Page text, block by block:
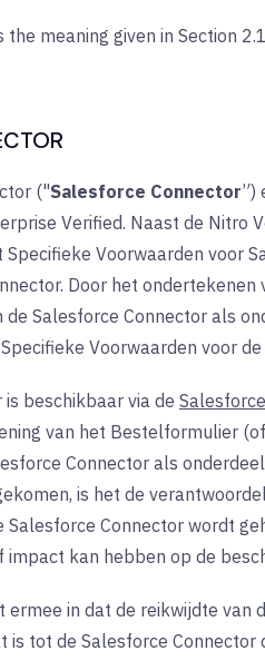
the meaning given in Section
("Salesforce Connector”)
Verified. Naast de Nitro
Specifieke Voorwaarden voor
Door het
Salesforce Connector als
Voorwaarden voor
beschikbaar via de
van het Bestelformulier
Connector als
is het de
Salesforce Connector wordt
kan hebben op de
in dat de reikwijdte van
tot de Salesforce Connector